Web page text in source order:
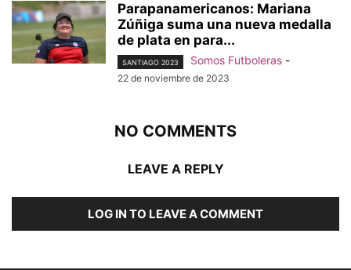
Parapanamericanos: Mariana
Zúñiga suma una nueva medalla
de plata en para...
SANTIAGO 2023 Somos Futboleras -
22 de noviembre de 2023
NO COMMENTS
LEAVE A REPLY
LOG IN TO LEAVE A COMMENT